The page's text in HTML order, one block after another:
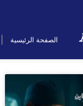
الصفحة الرئیسیة